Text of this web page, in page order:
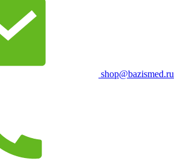
shop@bazismed.ru